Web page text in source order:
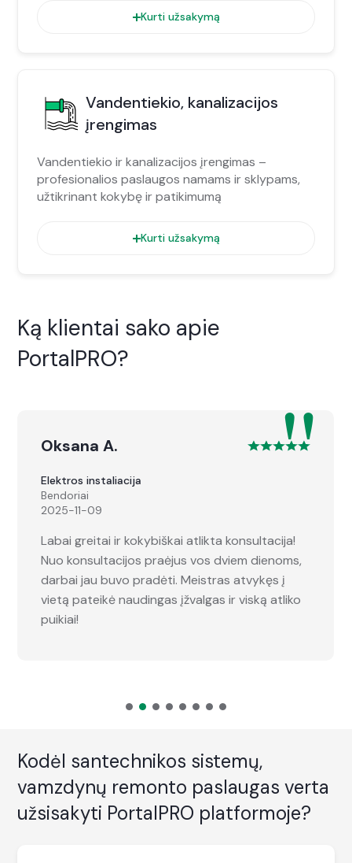
Kurti užsakymą
Vandentiekio, kanalizacijos
įrengimas
Vandentiekio ir kanalizacijos įrengimas –
profesionalios paslaugos namams ir sklypams,
užtikrinant kokybę ir patikimumą
Kurti užsakymą
Ką klientai sako apie
PortalPRO?
"
Oksana A.
Elektros instaliacija
Bendoriai
2025-11-09
Labai greitai ir kokybiškai atlikta konsultacija!
Nuo konsultacijos praėjus vos dviem dienoms,
darbai jau buvo pradėti. Meistras atvykęs į
vietą pateikė naudingas įžvalgas ir viską atliko
puikiai!
Kodėl santechnikos sistemų,
vamzdynų remonto paslaugas verta
užsisakyti PortalPRO platformoje?